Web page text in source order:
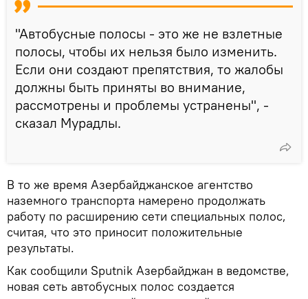
"Автобусные полосы - это же не взлетные
полосы, чтобы их нельзя было изменить.
Если они создают препятствия, то жалобы
должны быть приняты во внимание,
рассмотрены и проблемы устранены", -
сказал Мурадлы.
В то же время Aзербайджанское агентство
наземного транспорта намерено продолжать
работу по расширению сети специальных полос,
считая, что это приносит положительные
результаты.
Как сообщили Sputnik Азербайджан в ведомстве,
новая сеть автобусных полос создается